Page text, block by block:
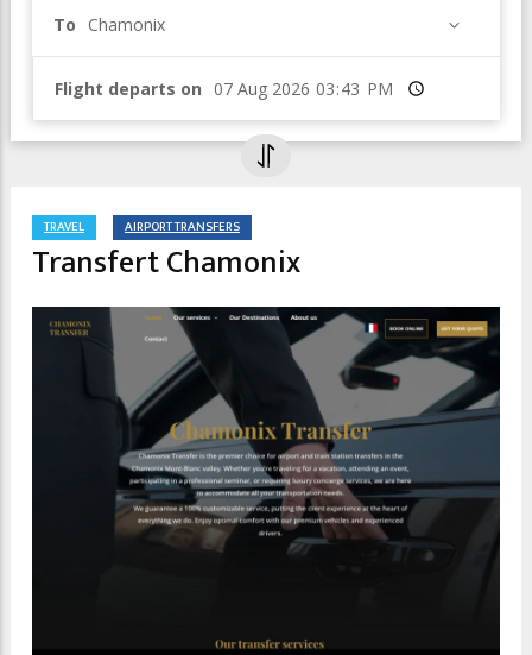
To Chamonix
Flight departs on Time
TRAVEL AIRPORT TRANSFERS
Transfert Chamonix